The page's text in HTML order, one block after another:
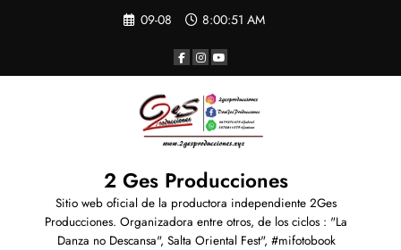
09-08 8:00:51 AM
2 Ges Producciones
Sitio web oficial de la productora independiente 2Ges
Producciones. Organizadora entre otros, de los ciclos : "La
Danza no Descansa", Salta Oriental Fest", #mifotobook